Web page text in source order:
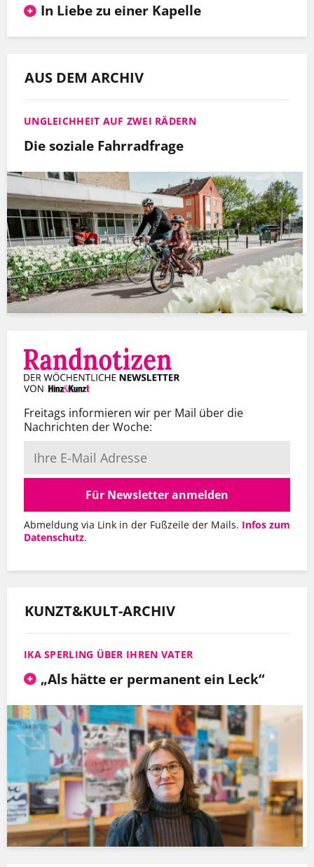
In Liebe zu einer Kapelle
AUS DEM ARCHIV
UNGLEICHHEIT AUF ZWEI RÄDERN
Die soziale Fahrradfrage
Freitags informieren wir per Mail über die
Nachrichten der Woche:
Für Newsletter anmelden
Abmeldung via Link in der Fußzeile der Mails. Infos zum
Datenschutz.
KUNZT&KULT-ARCHIV
IKA SPERLING ÜBER IHREN VATER
„Als hätte er permanent ein Leck“